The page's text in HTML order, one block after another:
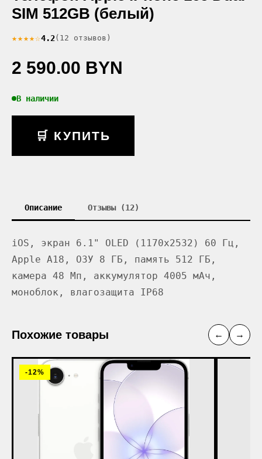
SIM 512GB (белый)
★★★★☆4.2(12 отзывов)
2 590.00 BYN
В наличии
🛒 КУПИТЬ
Описание Отзывы (12)
iOS, экран 6.1" OLED (1170x2532) 60 Гц,
Apple A18, ОЗУ 8 ГБ, память 512 ГБ,
камера 48 Мп, аккумулятор 4005 мАч,
моноблок, влагозащита IP68
Похожие товары ← →
-12%